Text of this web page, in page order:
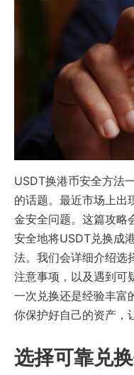
USDT换港币安全方法
的话题。最近市场上出
金安全问题。这篇攻略
安全地将USDT兑换成
法。我们会详细介绍选
注意事项，以及遇到可
一次兑换还是经验丰富
你保护好自己的资产，
选择可靠兑